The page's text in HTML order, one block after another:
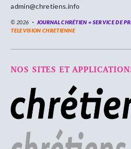
admin@chretiens.info
© 2026 JOURNAL CHRÉTIEN = SERVICE DE
TELEVISION CHRETIENNE
NOS SITES ET